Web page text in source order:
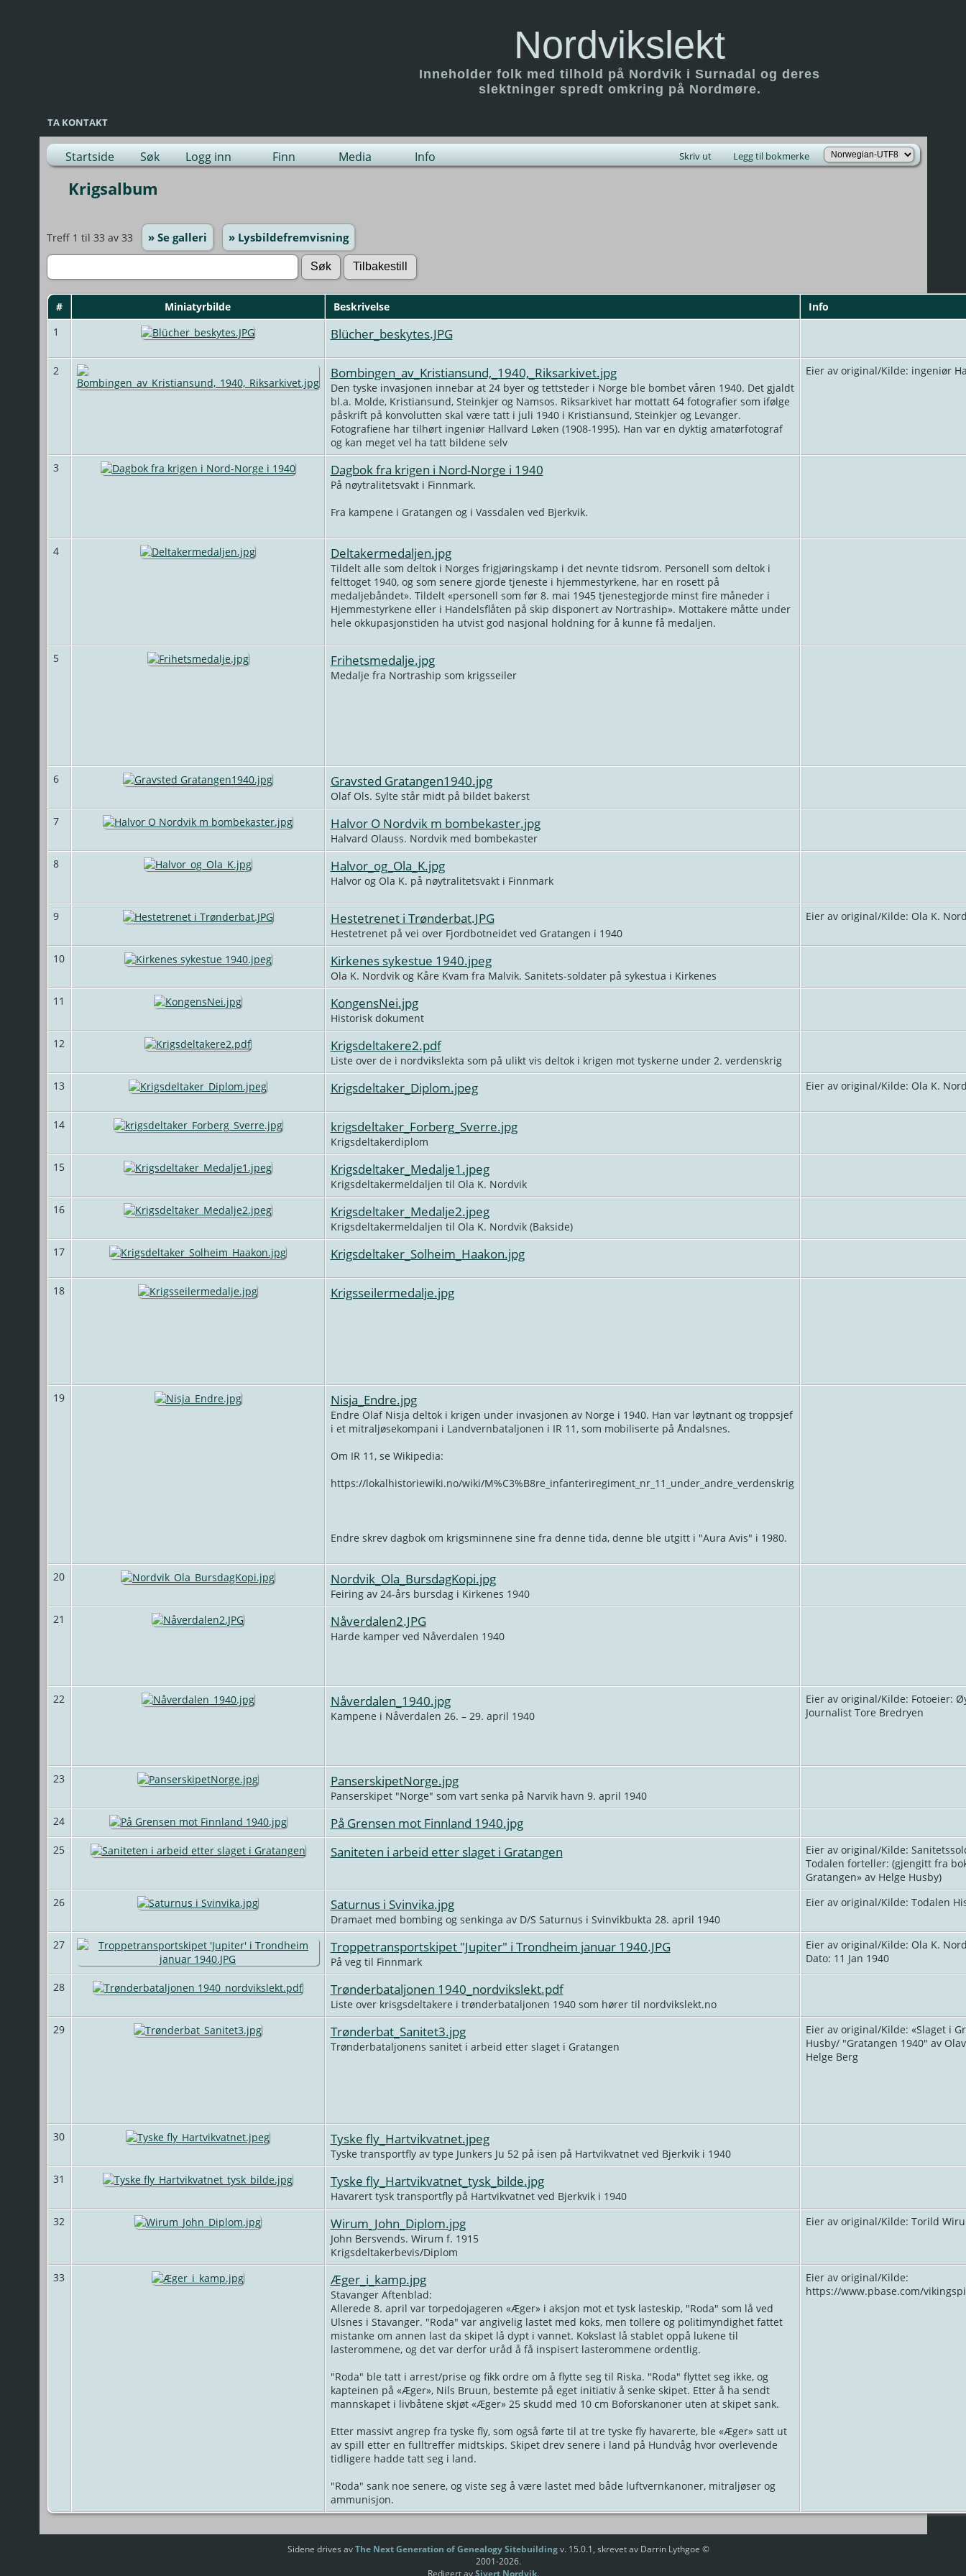
Nordvikslekt
Inneholder folk med tilhold på Nordvik i Surnadal og deres
slektninger spredt omkring på Nordmøre.
TA KONTAKT
Startside Søk Logg inn Finn Media Info Skriv ut Legg til bokmerke
Krigsalbum
Treff 1 til 33 av 33 » Se galleri » Lysbildefremvisning
# Miniatyrbilde Beskrivelse
Info
1
Blücher_beskytes.JPG
2 Bombingen_av_Kristiansund,_1940,_Riksarkivet.jpg
Den tyske invasjonen innebar at 24 byer og tettsteder i Norge ble bombet våren 1940. Det gjaldt
bl.a. Molde, Kristiansund, Steinkjer og Namsos. Riksarkivet har mottatt 64 fotografier som ifølge
påskrift på konvolutten skal være tatt i juli 1940 i Kristiansund, Steinkjer og Levanger.
Fotografiene har tilhørt ingeniør Hallvard Løken (1908-1995). Han var en dyktig amatørfotograf
og kan meget vel ha tatt bildene selv
Eier av original/Kilde: ingeniør
3 Dagbok fra krigen i Nord-Norge i 1940
På nøytralitetsvakt i Finnmark.
Fra kampene i Gratangen og i Vassdalen ved Bjerkvik.
4 Deltakermedaljen.jpg
Tildelt alle som deltok i Norges frigjøringskamp i det nevnte tidsrom. Personell som deltok i
felttoget 1940, og som senere gjorde tjeneste i hjemmestyrkene, har en rosett på
medaljebåndet». Tildelt «personell som før 8. mai 1945 tjenestegjorde minst fire måneder i
Hjemmestyrkene eller i Handelsflåten på skip disponert av Nortraship». Mottakere måtte under
hele okkupasjonstiden ha utvist god nasjonal holdning for å kunne få medaljen.
5 Frihetsmedalje.jpg
Medalje fra Nortraship som krigsseiler
6 Gravsted Gratangen1940.jpg
Olaf Ols. Sylte står midt på bildet bakerst
7
Halvor O Nordvik m bombekaster.jpg
Halvard Olauss. Nordvik med bombekaster
8
Halvor_og_Ola_K.jpg
Halvor og Ola K. på nøytralitetsvakt i Finnmark
9 Hestetrenet i Trønderbat.JPG
Hestetrenet på vei over Fjordbotneidet ved Gratangen i 1940
Eier av original/Kilde: Ola K.
10 Kirkenes sykestue 1940.jpeg
Ola K. Nordvik og Kåre Kvam fra Malvik. Sanitets-soldater på sykestua i Kirkenes
11
KongensNei.jpg
Historisk dokument
12
Krigsdeltakere2.pdf
Liste over de i nordvikslekta som på ulikt vis deltok i krigen mot tyskerne under 2. verdenskrig
13
Krigsdeltaker_Diplom.jpeg Eier av original/Kilde: Ola K.
14 krigsdeltaker_Forberg_Sverre.jpg
Krigsdeltakerdiplom
15
Krigsdeltaker_Medalje1.jpeg
Krigsdeltakermeldaljen til Ola K. Nordvik
16
Krigsdeltaker_Medalje2.jpeg
Krigsdeltakermeldaljen til Ola K. Nordvik (Bakside)
17
Krigsdeltaker_Solheim_Haakon.jpg
18 Krigsseilermedalje.jpg
19 Nisja_Endre.jpg
Endre Olaf Nisja deltok i krigen under invasjonen av Norge i 1940. Han var løytnant og troppsjef
i et mitraljøsekompani i Landvernbataljonen i IR 11, som mobiliserte på Åndalsnes.
Om IR 11, se Wikipedia:
https://lokalhistoriewiki.no/wiki/M%C3%B8re_infanteriregiment_nr_11_under_andre_verdenskrig
Endre skrev dagbok om krigsminnene sine fra denne tida, denne ble utgitt i "Aura Avis" i 1980.
20 Nordvik_Ola_BursdagKopi.jpg
Feiring av 24-års bursdag i Kirkenes 1940
21
Nåverdalen2.JPG
Harde kamper ved Nåverdalen 1940
22 Nåverdalen_1940.jpg
Kampene i Nåverdalen 26. – 29. april 1940
Eier av original/Kilde: Fotoeier:
Journalist Tore Bredryen
23 PanserskipetNorge.jpg
Panserskipet "Norge" som vart senka på Narvik havn 9. april 1940
24
På Grensen mot Finnland 1940.jpg
25 Saniteten i arbeid etter slaget i Gratangen
Eier av original/Kilde:
Todalen forteller: (gjengitt fra
Gratangen» av Helge Husby)
26
Saturnus i Svinvika.jpg
Dramaet med bombing og senkinga av D/S Saturnus i Svinvikbukta 28. april 1940
Eier av original/Kilde: Todalen
27 Troppetransportskipet "Jupiter" i Trondheim januar 1940.JPG
På veg til Finnmark
Eier av original/Kilde: Ola K.
Dato: 11 Jan 1940
28 Trønderbataljonen 1940_nordvikslekt.pdf
Liste over krisgsdeltakere i trønderbataljonen 1940 som hører til nordvikslekt.no
29
Trønderbat_Sanitet3.jpg
Trønderbataljonens sanitet i arbeid etter slaget i Gratangen
Eier av original/Kilde: «Slaget i
Husby/ "Gratangen 1940" av
Helge Berg
30 Tyske fly_Hartvikvatnet.jpeg
Tyske transportfly av type Junkers Ju 52 på isen på Hartvikvatnet ved Bjerkvik i 1940
31
Tyske fly_Hartvikvatnet_tysk_bilde.jpg
Havarert tysk transportfly på Hartvikvatnet ved Bjerkvik i 1940
32
Wirum_John_Diplom.jpg
John Bersvends. Wirum f. 1915
Krigsdeltakerbevis/Diplom
Eier av original/Kilde: Torild
33 Æger_i_kamp.jpg
Stavanger Aftenblad:
Allerede 8. april var torpedojageren «Æger» i aksjon mot et tysk lasteskip, "Roda" som lå ved
Ulsnes i Stavanger. "Roda" var angivelig lastet med koks, men tollere og politimyndighet fattet
mistanke om annen last da skipet lå dypt i vannet. Kokslast lå stablet oppå lukene til
lasterommene, og det var derfor uråd å få inspisert lasterommene ordentlig.
"Roda" ble tatt i arrest/prise og fikk ordre om å flytte seg til Riska. "Roda" flyttet seg ikke, og
kapteinen på «Æger», Nils Bruun, bestemte på eget initiativ å senke skipet. Etter å ha sendt
mannskapet i livbåtene skjøt «Æger» 25 skudd med 10 cm Boforskanoner uten at skipet sank.
Etter massivt angrep fra tyske fly, som også førte til at tre tyske fly havarerte, ble «Æger» satt ut
av spill etter en fulltreffer midtskips. Skipet drev senere i land på Hundvåg hvor overlevende
tidligere hadde tatt seg i land.
"Roda" sank noe senere, og viste seg å være lastet med både luftvernkanoner, mitraljøser og
ammunisjon.
Eier av original/Kilde:
https://www.pbase.com/
Sidene drives avThe Next Generation of Genealogy Sitebuildingv. 15.0.1, skrevet av Darrin Lythgoe ©
2001-2026.
Redigert avSivert Nordvik.